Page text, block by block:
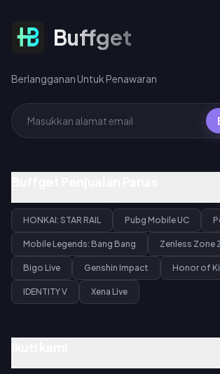
Berlangganan Untuk Penawaran
Buffget
Berlangganan Untuk Penawaran
HONKAI: STAR RAIL Pubg Mobile UC
Mobile Legends: Bang Bang Zenless Zone
Bigo Live Genshin Impact Honor of
IDENTITY V Xena Live